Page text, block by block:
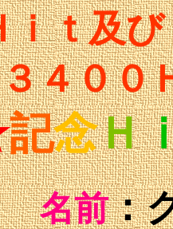
ｉｔ及
３４００
記念Ｈ
名前：